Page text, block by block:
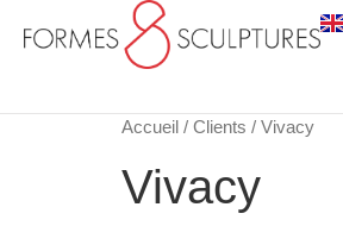
Accueil / Clients / Vivacy
Vivacy